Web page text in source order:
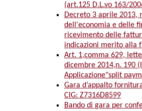
(art.125 D.L.vo 163/
Decreto 3 aprile 2013,
dell'economia e delle
ricevimento delle
indicazioni merito alla
Art. 1,comma 629,
dicembre 2014,n. 190
Applicazione"split
Gara d’appalto
CIG: Z7316D8599
Bando di gara per